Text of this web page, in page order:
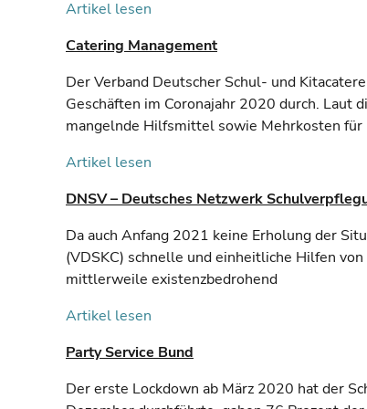
Artikel lesen
Catering Management
Der Verband Deutscher Schul- und
Geschäften im Coronajahr 2020 durch. Laut
mangelnde Hilfsmittel sowie Mehrkosten
Artikel lesen
DNSV – Deutsches Netzwerk
Da auch Anfang 2021 keine Erholung der
(VDSKC) schnelle und einheitliche Hilfen
mittlerweile existenzbedrohend
Artikel lesen
Party Service Bund
Der erste Lockdown ab März 2020 hat der